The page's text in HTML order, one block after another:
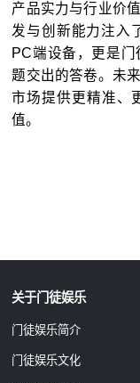
产品实力与行业价
发与创新能力注入
PC端设备，更是
题交出的答卷。未
市场提供更精准、
值。
关于门徒娱乐
门徒娱乐简介
门徒娱乐文化